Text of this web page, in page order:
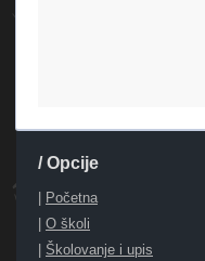
/ Opcije
| Početna
| O školi
| Školovanje i upis